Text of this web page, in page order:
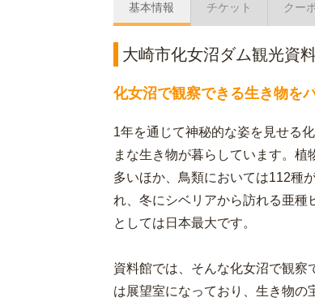
基本情報 チケット クー
大崎市化女沼ダム観光資
化女沼で観察できる生き物を
1年を通じて神秘的な姿を見せる
まな生き物が暮らしています。
多いほか、鳥類においては112種
れ、冬にシベリアから訪れる亜種
としては日本最大です。
資料館では、そんな化女沼で観察
は展望室になっており、生き物の